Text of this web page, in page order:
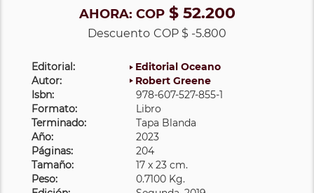
AHORA: COP$ 52.200
Descuento COP $ -5.800
Editorial:
Editorial Oceano
Autor:
Robert Greene
Isbn:
978-607-527-855-1
Formato:
Libro
Terminado:
Tapa Blanda
Año:
2023
Páginas:
204
Tamaño:
17 x 23 cm.
Peso:
0.7100 Kg.